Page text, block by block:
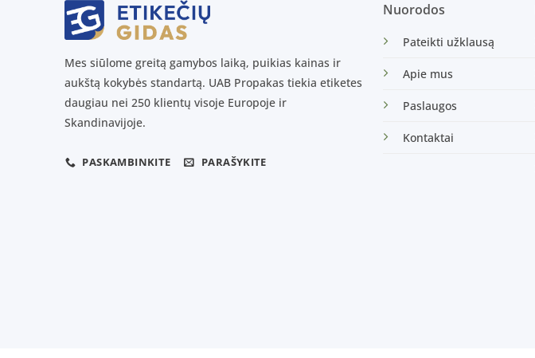
Mes siūlome greitą gamybos laiką, puikias kainas ir
aukštą kokybės standartą. UAB Propakas tiekia etiketes
daugiau nei 250 klientų visoje Europoje ir
Skandinavijoje.
PASKAMBINKITE PARAŠYKITE
Nuorodos
Pateikti užklausą
Apie mus
Paslaugos
Kontaktai